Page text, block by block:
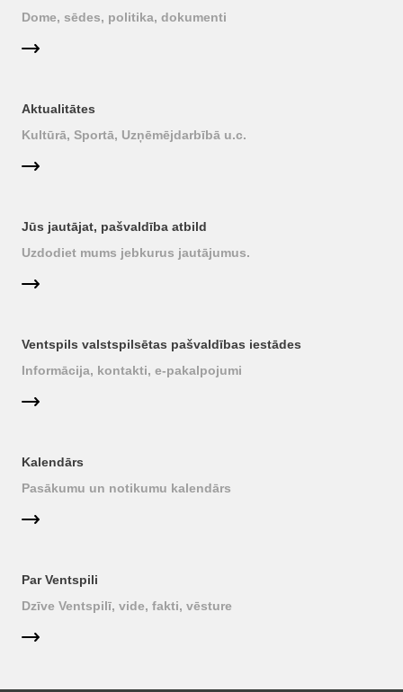
Dome, sēdes, politika, dokumenti
Aktualitātes
Kultūrā, Sportā, Uzņēmējdarbībā u.c.
Jūs jautājat, pašvaldība atbild
Uzdodiet mums jebkurus jautājumus.
Ventspils valstspilsētas pašvaldības iestādes
Informācija, kontakti, e-pakalpojumi
Kalendārs
Pasākumu un notikumu kalendārs
Par Ventspili
Dzīve Ventspilī, vide, fakti, vēsture